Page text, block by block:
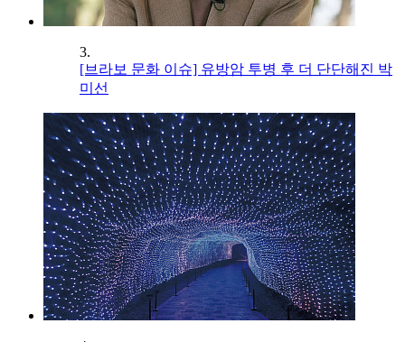
3.
[브라보 문화 이슈] 유방암 투병 후 더 단단해진 박
미선